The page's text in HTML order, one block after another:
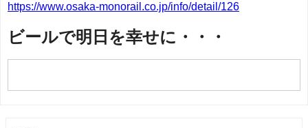
https://www.osaka-monorail.co.jp/info/detail/126
ビールで明日を幸せに・・・